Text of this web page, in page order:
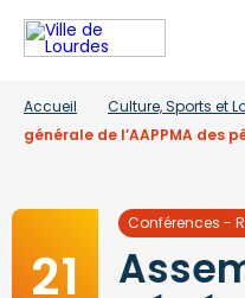
Accueil Culture, Sports et
générale de l’AAPPMA des
21
Conférences -